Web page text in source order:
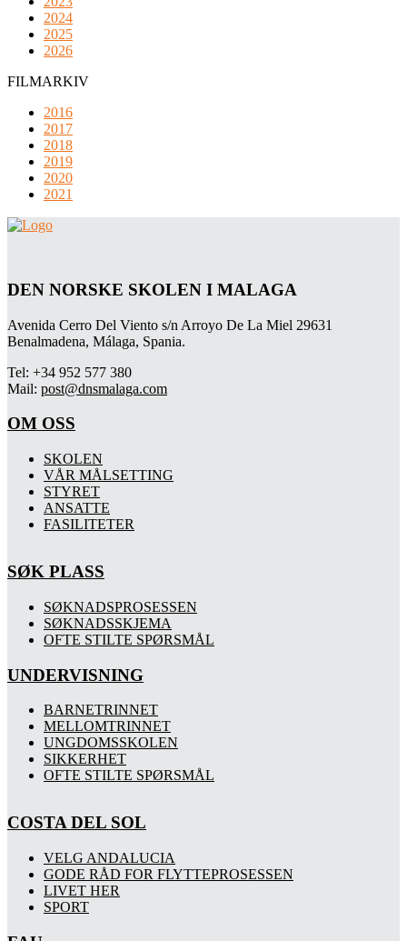
2024
2025
2026
FILMARKIV
2016
2017
2018
2019
2020
2021
DEN NORSKE SKOLEN I MALAGA
Avenida Cerro Del Viento s/n Arroyo De La Miel 29631
Benalmadena, Málaga, Spania.
Tel: +34 952 577 380
Mail: post@dnsmalaga.com
OM OSS
SKOLEN
VÅR MÅLSETTING
STYRET
ANSATTE
FASILITETER
SØK PLASS
SØKNADSPROSESSEN
SØKNADSSKJEMA
OFTE STILTE SPØRSMÅL
UNDERVISNING
BARNETRINNET
MELLOMTRINNET
UNGDOMSSKOLEN
SIKKERHET
OFTE STILTE SPØRSMÅL
COSTA DEL SOL
VELG ANDALUCIA
GODE RÅD FOR FLYTTEPROSESSEN
LIVET HER
SPORT